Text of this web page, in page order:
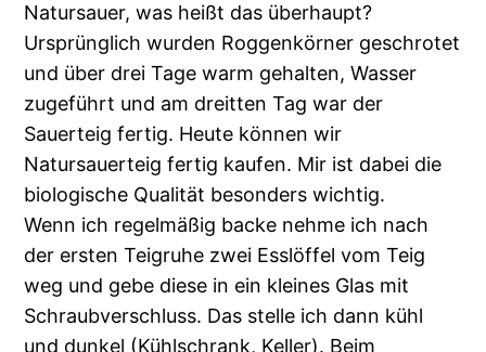
Natursauer, was heißt das überhaupt?
Ursprünglich wurden Roggenkörner geschrotet
und über drei Tage warm gehalten, Wasser
zugeführt und am dreitten Tag war der
Sauerteig fertig. Heute können wir
Natursauerteig fertig kaufen. Mir ist dabei die
biologische Qualität besonders wichtig.
Wenn ich regelmäßig backe nehme ich nach
der ersten Teigruhe zwei Esslöffel vom Teig
weg und gebe diese in ein kleines Glas mit
Schraubverschluss. Das stelle ich dann kühl
und dunkel (Kühlschrank, Keller). Beim